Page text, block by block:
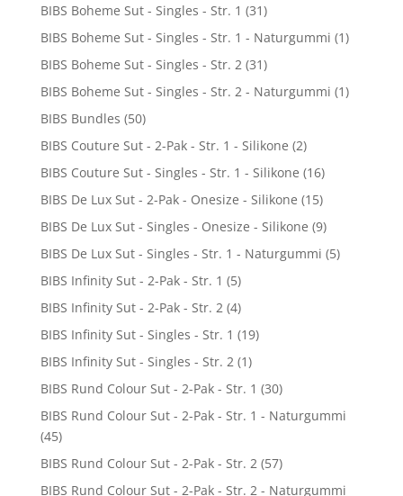
BIBS Boheme Sut - Singles - Str. 1 (31)
BIBS Boheme Sut - Singles - Str. 1 - Naturgummi (1)
BIBS Boheme Sut - Singles - Str. 2 (31)
BIBS Boheme Sut - Singles - Str. 2 - Naturgummi (1)
BIBS Bundles (50)
BIBS Couture Sut - 2-Pak - Str. 1 - Silikone (2)
BIBS Couture Sut - Singles - Str. 1 - Silikone (16)
BIBS De Lux Sut - 2-Pak - Onesize - Silikone (15)
BIBS De Lux Sut - Singles - Onesize - Silikone (9)
BIBS De Lux Sut - Singles - Str. 1 - Naturgummi (5)
BIBS Infinity Sut - 2-Pak - Str. 1 (5)
BIBS Infinity Sut - 2-Pak - Str. 2 (4)
BIBS Infinity Sut - Singles - Str. 1 (19)
BIBS Infinity Sut - Singles - Str. 2 (1)
BIBS Rund Colour Sut - 2-Pak - Str. 1 (30)
BIBS Rund Colour Sut - 2-Pak - Str. 1 - Naturgummi
(45)
BIBS Rund Colour Sut - 2-Pak - Str. 2 (57)
BIBS Rund Colour Sut - 2-Pak - Str. 2 - Naturgummi